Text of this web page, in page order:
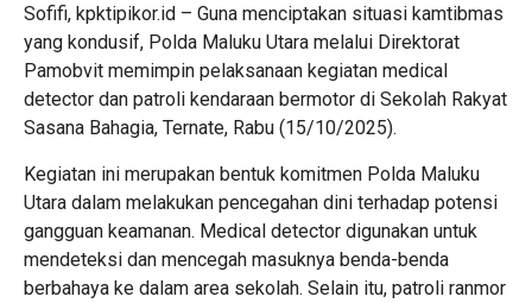
Sofifi, kpktipikor.id – Guna menciptakan situasi kamtibmas
yang kondusif, Polda Maluku Utara melalui Direktorat
Pamobvit memimpin pelaksanaan kegiatan medical
detector dan patroli kendaraan bermotor di Sekolah Rakyat
Sasana Bahagia, Ternate, Rabu (15/10/2025).
Kegiatan ini merupakan bentuk komitmen Polda Maluku
Utara dalam melakukan pencegahan dini terhadap potensi
gangguan keamanan. Medical detector digunakan untuk
mendeteksi dan mencegah masuknya benda-benda
berbahaya ke dalam area sekolah. Selain itu, patroli ranmor